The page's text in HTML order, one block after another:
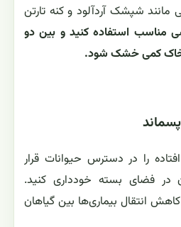
مانند شپشک آردآلود و کنه تارتن
مناسب استفاده کنید و بین دو
خاک کمی خشک شود.
را در دسترس حیوانات قرار
در فضای بسته خودداری کنید.
انتقال بیماری‌ها بین گیاهان